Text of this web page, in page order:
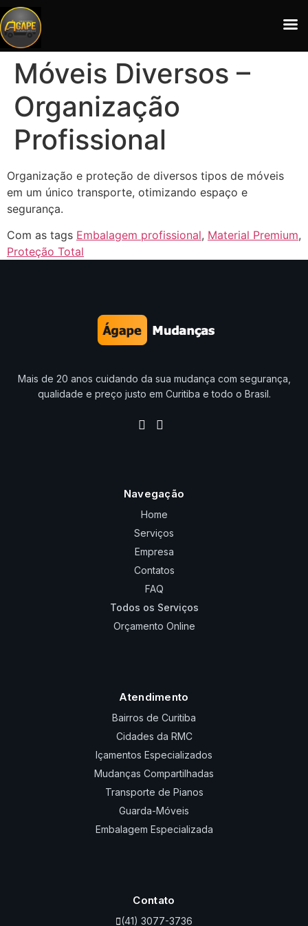
Móveis Diversos –
Organização
Profissional
Organização e proteção de diversos tipos de móveis
em um único transporte, otimizando espaço e
segurança.
Com as tags Embalagem profissional, Material Premium,
Proteção Total
Mais de 20 anos cuidando da sua mudança com segurança,
qualidade e preço justo em Curitiba e todo o Brasil.
Navegação
Home
Serviços
Empresa
Contatos
FAQ
Todos os Serviços
Orçamento Online
Atendimento
Bairros de Curitiba
Cidades da RMC
Içamentos Especializados
Mudanças Compartilhadas
Transporte de Pianos
Guarda-Móveis
Embalagem Especializada
Contato
(41) 3077-3736